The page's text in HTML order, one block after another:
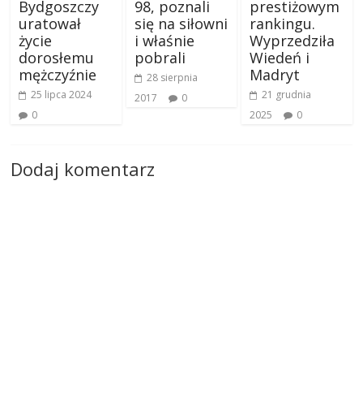
Bydgoszczy
uratował
życie
dorosłemu
mężczyźnie
25 lipca 2024
0
98, poznali
się na siłowni
i właśnie
pobrali
28 sierpnia
2017
0
prestiżowym
rankingu.
Wyprzedziła
Wiedeń i
Madryt
21 grudnia
2025
0
Dodaj komentarz